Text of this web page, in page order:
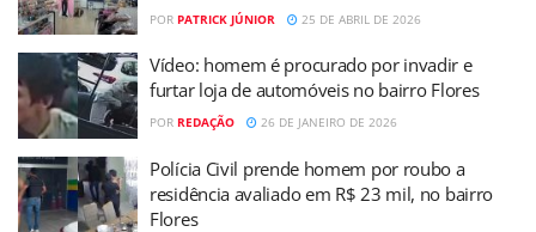
POR PATRICK JÚNIOR 25 DE ABRIL DE 2026
Vídeo: homem é procurado por invadir e
furtar loja de automóveis no bairro Flores
POR REDAÇÃO 26 DE JANEIRO DE 2026
Polícia Civil prende homem por roubo a
residência avaliado em R$ 23 mil, no bairro
Flores